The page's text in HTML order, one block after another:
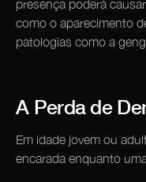
presença poderá
como o aparecimento
patologias como a
A Perda de
Em idade jovem ou
encarada enquanto